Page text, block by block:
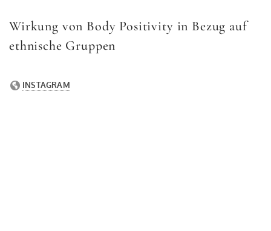
Wirkung von Body Positivity in Bezug auf
ethnische Gruppen